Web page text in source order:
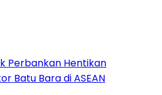
Perbankan Hentikan
Batu Bara di ASEAN